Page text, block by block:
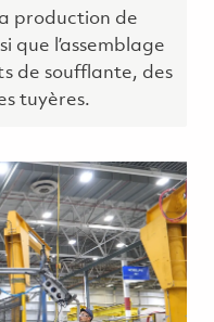
production de
que l’assemblage
de soufflante, des
tuyères.